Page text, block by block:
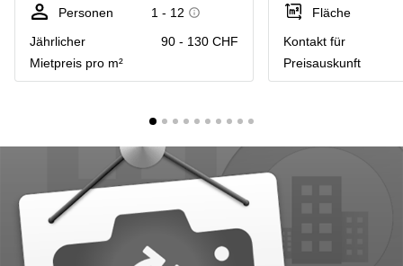
Coworking
Genf
Coworking
Bern
Büro
Büro
mieten
Gotthardstrasse
26 Zug
Bahnhofstrasse
28 Zug
General-
6/8 Zug
Baarerstrasse
141 Zug
Personen
1 - 12
Jährlicher
Mietpreis pro m²
90 - 130 CHF
Fläche
Kontakt für
Preisauskunft